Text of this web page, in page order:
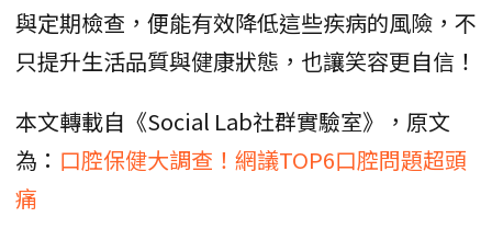
與定期檢查，便能有效降低這些疾病的風險，不
只提升生活品質與健康狀態，也讓笑容更自信！
本文轉載自《Social Lab社群實驗室》，原文
為： 口腔保健大調查！網議TOP6口腔問題超頭
痛